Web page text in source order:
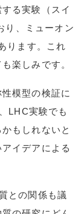
る実験（スイ
り、ミューオン
ります。これ
楽しみです。
模型の検証に
LHC実験でも
もしれないと
イデアによる
との関係も議